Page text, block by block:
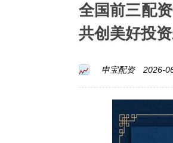
全国前三配
共创美好投
申宝配资 2026-